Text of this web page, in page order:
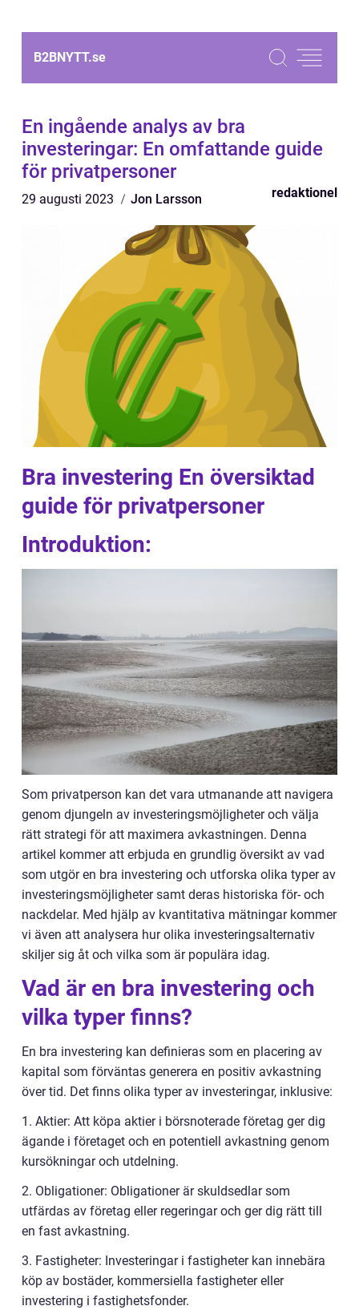
B2BNYTT.se
En ingående analys av bra
investeringar: En omfattande guide
för privatpersoner
29 augusti 2023 Jon Larsson redaktionel
Bra investering En översiktad
guide för privatpersoner
Introduktion:
Som privatperson kan det vara utmanande att navigera
genom djungeln av investeringsmöjligheter och välja
rätt strategi för att maximera avkastningen. Denna
artikel kommer att erbjuda en grundlig översikt av vad
som utgör en bra investering och utforska olika typer av
investeringsmöjligheter samt deras historiska för- och
nackdelar. Med hjälp av kvantitativa mätningar kommer
vi även att analysera hur olika investeringsalternativ
skiljer sig åt och vilka som är populära idag.
Vad är en bra investering och
vilka typer finns?
En bra investering kan definieras som en placering av
kapital som förväntas generera en positiv avkastning
över tid. Det finns olika typer av investeringar, inklusive:
1. Aktier: Att köpa aktier i börsnoterade företag ger dig
ägande i företaget och en potentiell avkastning genom
kursökningar och utdelning.
2. Obligationer: Obligationer är skuldsedlar som
utfärdas av företag eller regeringar och ger dig rätt till
en fast avkastning.
3. Fastigheter: Investeringar i fastigheter kan innebära
köp av bostäder, kommersiella fastigheter eller
investering i fastighetsfonder.